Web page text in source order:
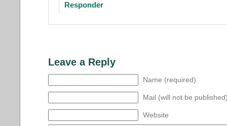
Responder
Leave a Reply
Name (required)
Mail (will not be
Website